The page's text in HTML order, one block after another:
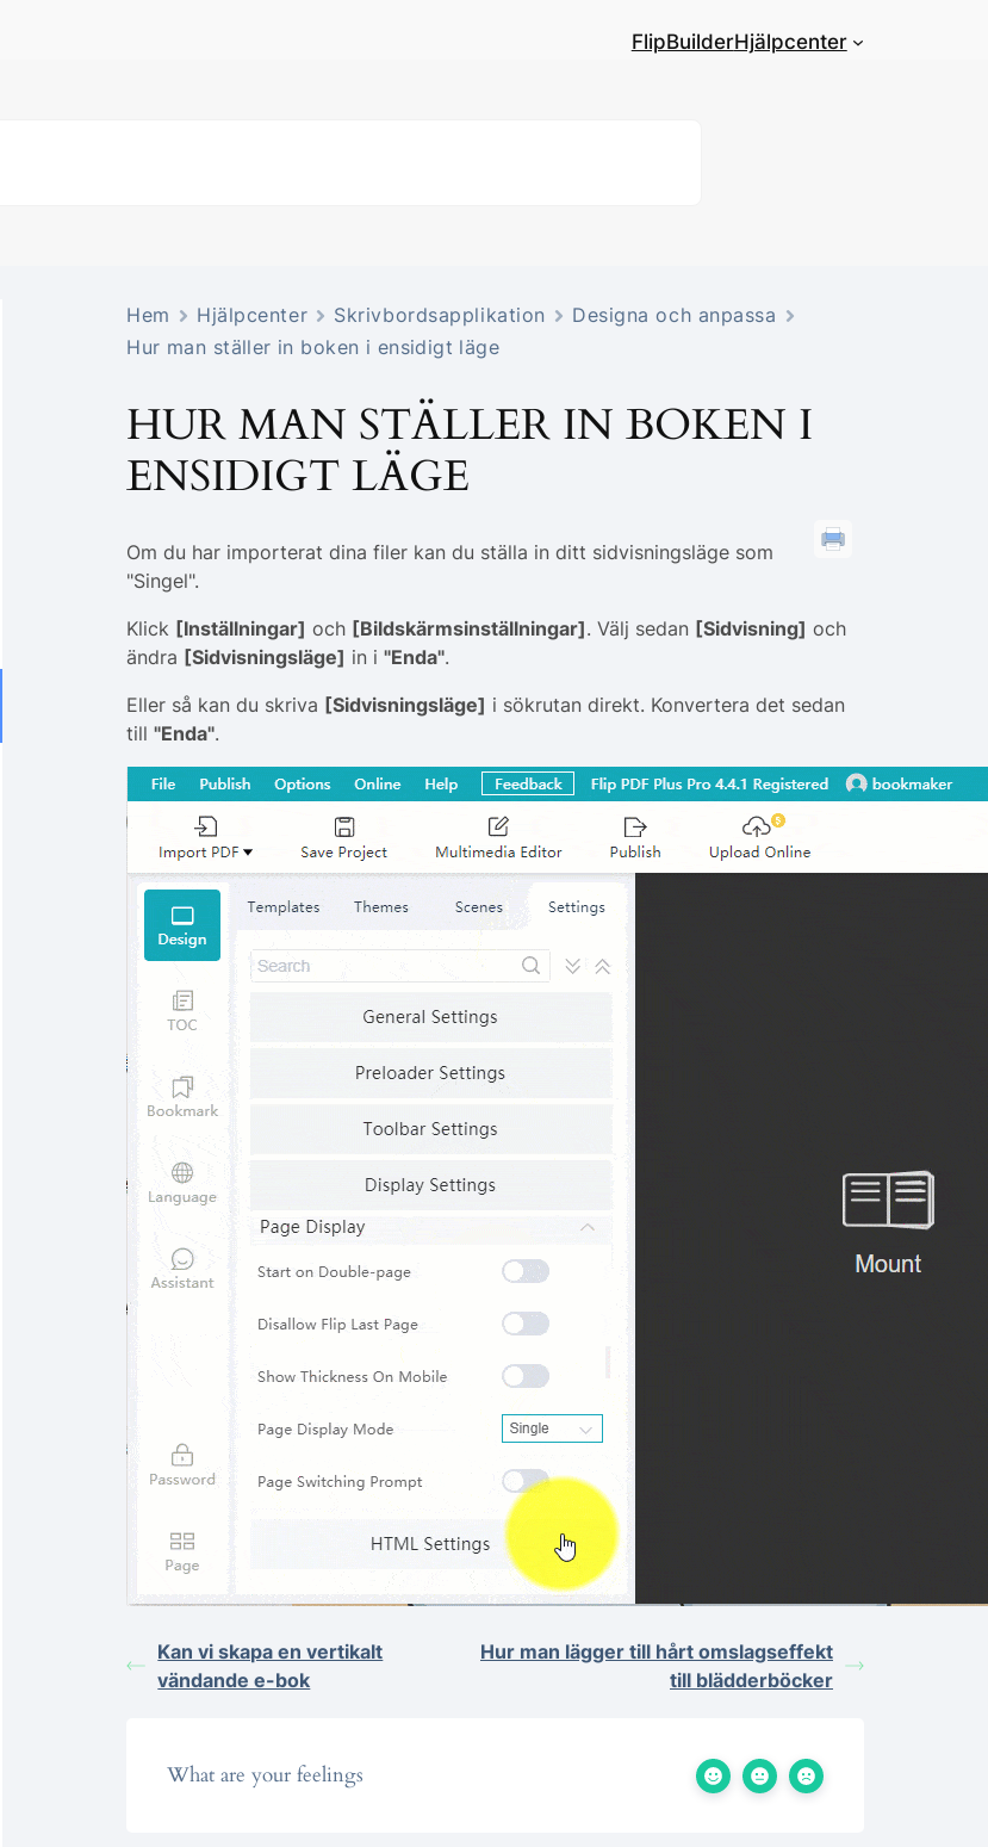
FlipBuilderHjälpcenter
Hem Hjälpcenter Skrivbordsapplikation
Designa och anpassa
Hur man ställer in boken i ensidigt läge
HUR MAN STÄLLER IN BOKEN I
ENSIDIGT LÄGE
Om du har importerat dina filer kan du ställa in ditt sidvisningsläge som
"Singel".
Klick [Inställningar] och [Bildskärmsinställningar]. Välj sedan [Sidvisning] och
ändra [Sidvisningsläge] in i"Enda".
Eller så kan du skriva [Sidvisningsläge] i sökrutan direkt. Konvertera det sedan
till"Enda".
Kan vi skapa en vertikalt
vändande e-bok
Hur man lägger till hårt omslagseffekt
till blädderböcker
What are your feelings